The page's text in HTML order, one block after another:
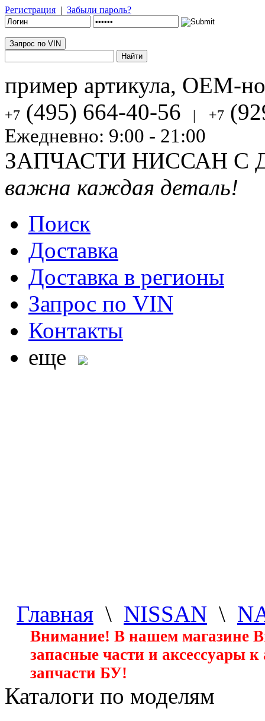
Регистрация | Забыли пароль?
Запрос по VIN
пример артикула, OEM-
+7 (495) 664-40-56 | +7
Ежедневно: 9:00 - 21:00
ЗАПЧАСТИ НИССАН С
важна каждая деталь!
Поиск
Доставка
Доставка в регионы
Запрос по VIN
Контакты
еще
Главная \ NISSAN \
Внимание! В нашем магазине
запасные части и аксессуары
запчасти БУ!
Каталоги по моделям